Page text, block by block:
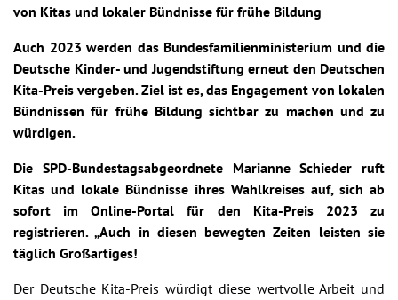
von Kitas und lokaler Bündnisse für frühe Bildung
Auch 2023 werden das Bundesfamilienministerium und die
Deutsche Kinder- und Jugendstiftung erneut den Deutschen
Kita-Preis vergeben. Ziel ist es, das Engagement von lokalen
Bündnissen für frühe Bildung sichtbar zu machen und zu
würdigen.
Die SPD-Bundestagsabgeordnete Marianne Schieder ruft
Kitas und lokale Bündnisse ihres Wahlkreises auf, sich ab
sofort im Online-Portal für den Kita-Preis 2023 zu
registrieren. „Auch in diesen bewegten Zeiten leisten sie
täglich Großartiges!
Der Deutsche Kita-Preis würdigt diese wertvolle Arbeit und